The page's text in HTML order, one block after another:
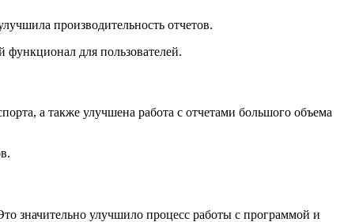
производительность отчетов.
для пользователей.
а также улучшена работа с отчетами большого объема
значительно улучшило процесс работы с программой и